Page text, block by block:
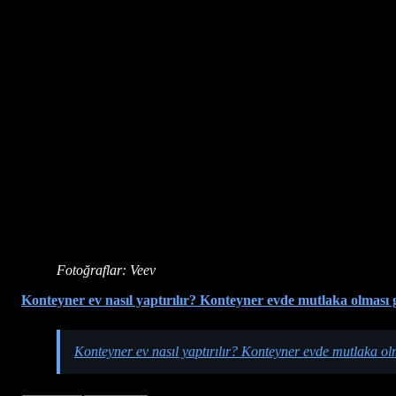
Fotoğraflar: Veev
Konteyner ev nasıl yaptırılır? Konteyner evde mutlaka olması
Konteyner ev nasıl yaptırılır? Konteyner evde mutlaka